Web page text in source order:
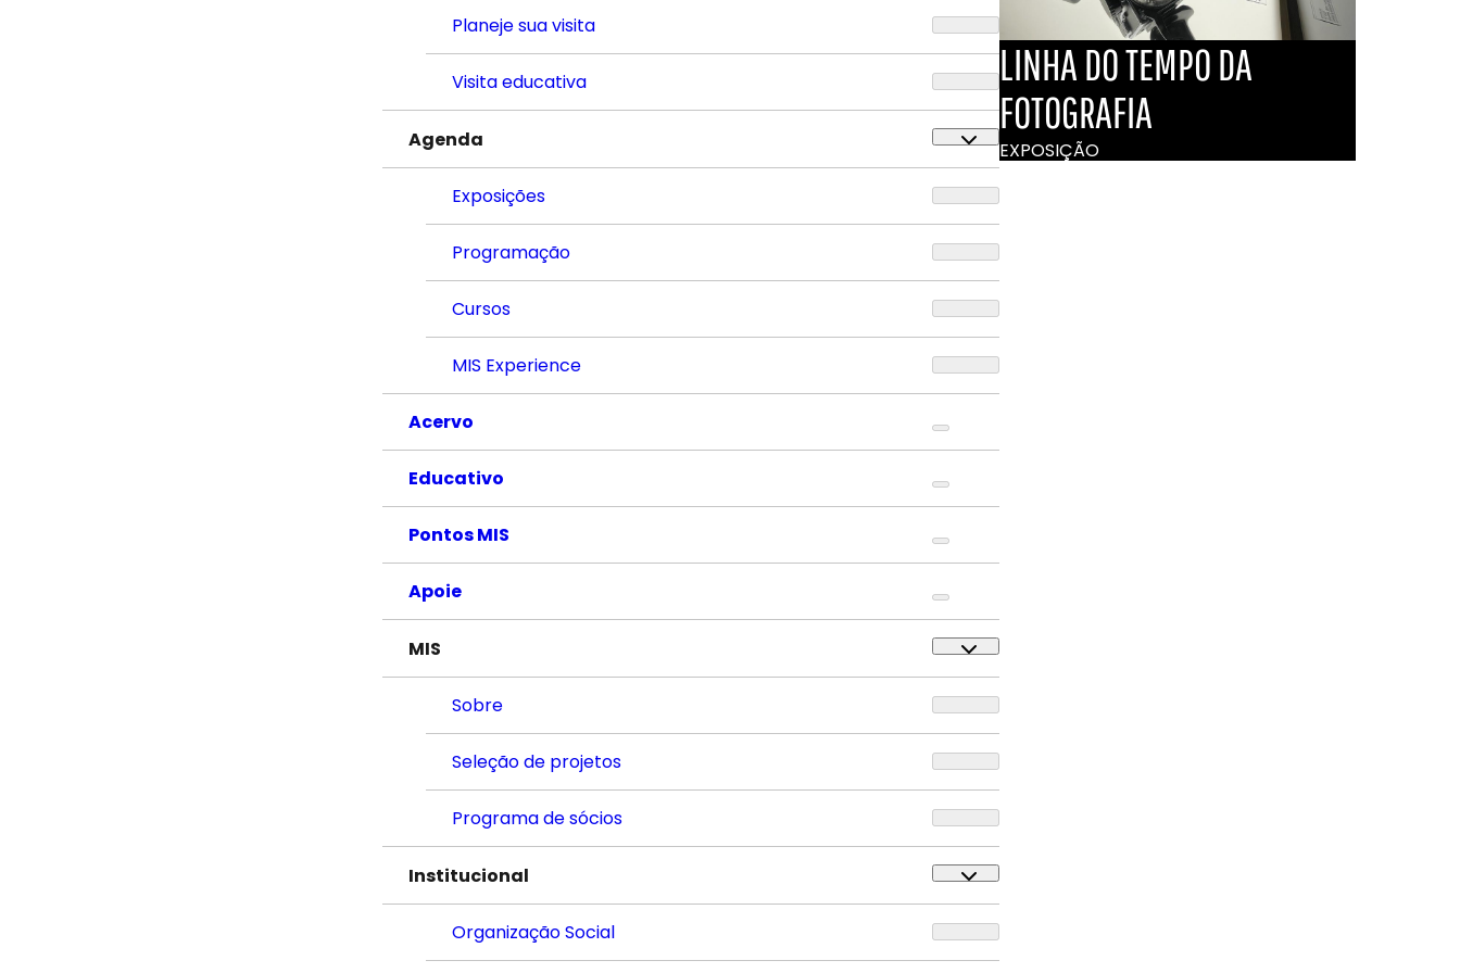
Planeje sua visita
Visita educativa
Agenda
Exposições
Programação
Cursos
MIS Experience
Acervo
Educativo
Pontos MIS
Apoie
MIS
Sobre
Seleção de projetos
Programa de sócios
Institucional
Organização Social
LINHA DO TEMPO DA
FOTOGRAFIA
EXPOSIÇÃO